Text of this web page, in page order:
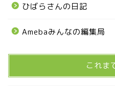
ひばらさんの日記
Amebaみんなの編集局
これま